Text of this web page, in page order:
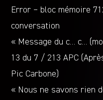
Error – bloc mémoire
conversation
« Message du c… c…
13 du 7 / 213 APC
Pic Carbone)
« Nous ne savons rien